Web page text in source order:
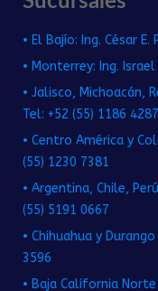
• El Bajío: Ing. César
• Monterrey: Ing.
• Jalisco, Michoacán,
Tel: +52 (55) 1186 4287
• Centro América y
(55) 1230 7381
• Argentina, Chile,
(55) 5191 0667
• Chihuahua y
3596
• Baja California